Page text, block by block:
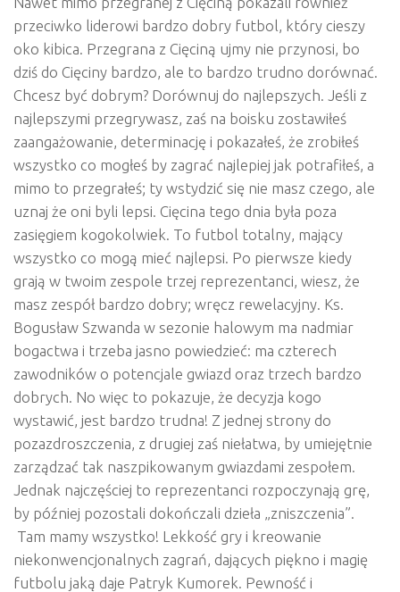
przeciwko liderowi bardzo dobry futbol, który cieszy
oko kibica. Przegrana z Cięciną ujmy nie przynosi, bo
dziś do Cięciny bardzo, ale to bardzo trudno dorównać.
Chcesz być dobrym? Dorównuj do najlepszych. Jeśli z
najlepszymi przegrywasz, zaś na boisku zostawiłeś
zaangażowanie, determinację i pokazałeś, że zrobiłeś
wszystko co mogłeś by zagrać najlepiej jak potrafiłeś, a
mimo to przegrałeś; ty wstydzić się nie masz czego, ale
uznaj że oni byli lepsi. Cięcina tego dnia była poza
zasięgiem kogokolwiek. To futbol totalny, mający
wszystko co mogą mieć najlepsi. Po pierwsze kiedy
grają w twoim zespole trzej reprezentanci, wiesz, że
masz zespół bardzo dobry; wręcz rewelacyjny. Ks.
Bogusław Szwanda w sezonie halowym ma nadmiar
bogactwa i trzeba jasno powiedzieć: ma czterech
zawodników o potencjale gwiazd oraz trzech bardzo
dobrych. No więc to pokazuje, że decyzja kogo
wystawić, jest bardzo trudna! Z jednej strony do
pozazdroszczenia, z drugiej zaś niełatwa, by umiejętnie
zarządzać tak naszpikowanym gwiazdami zespołem.
Jednak najczęściej to reprezentanci rozpoczynają grę,
by później pozostali dokończali dzieła „zniszczenia”.
Tam mamy wszystko! Lekkość gry i kreowanie
niekonwencjonalnych zagrań, dających piękno i magię
futbolu jaką daje Patryk Kumorek. Pewność i